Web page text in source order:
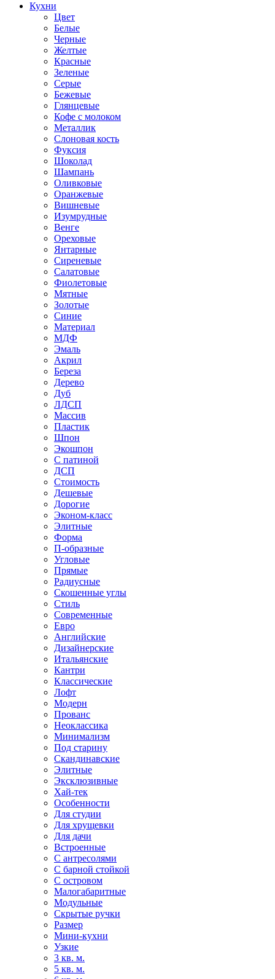
Кухни
Цвет
Белые
Черные
Желтые
Красные
Зеленые
Серые
Бежевые
Глянцевые
Кофе с молоком
Металлик
Слоновая кость
Фуксия
Шоколад
Шампань
Оливковые
Оранжевые
Вишневые
Изумрудные
Венге
Ореховые
Янтарные
Сиреневые
Салатовые
Фиолетовые
Мятные
Золотые
Синие
Материал
МДФ
Эмаль
Акрил
Береза
Дерево
Дуб
ЛДСП
Массив
Пластик
Шпон
Экошпон
С патиной
ДСП
Стоимость
Дешевые
Дорогие
Эконом-класс
Элитные
Форма
П-образные
Угловые
Прямые
Радиусные
Скошенные углы
Стиль
Современные
Евро
Английские
Дизайнерские
Итальянские
Кантри
Классические
Лофт
Модерн
Прованс
Неоклассика
Минимализм
Под старину
Скандинавские
Элитные
Эксклюзивные
Хай-тек
Особенности
Для студии
Для хрущевки
Для дачи
Встроенные
С антресолями
С барной стойкой
С островом
Малогабаритные
Модульные
Скрытые ручки
Размер
Мини-кухни
Узкие
3 кв. м.
5 кв. м.